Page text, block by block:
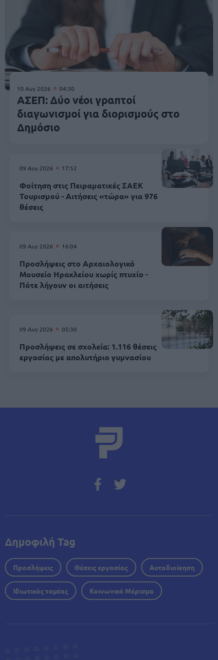
10 Αυγ 2026 04:30
ΑΣΕΠ: Δύο νέοι γραπτοί
διαγωνισμοί για διορισμούς στο
Δημόσιο
09 Αυγ 2026 17:52
Φοίτηση στις Πειραματικές ΣΑΕΚ
Τουρισμού - Αιτήσεις «τώρα» για 976
θέσεις
09 Αυγ 2026 16:04
Προσλήψεις στο Αρχαιολογικό
Μουσείο Ηρακλείου χωρίς πτυχίο -
Πότε λήγουν οι αιτήσεις
09 Αυγ 2026 05:30
Προσλήψεις σε σχολεία: 1.116 θέσεις
εργασίας με απολυτήριο γυμνασίου
Δημοφιλή Tag
Προσλήψεις Θέσεις εργασίας Αυτοδιοίκηση
Ιδιωτικός τομέας Κοινωνικό Μέρισμα